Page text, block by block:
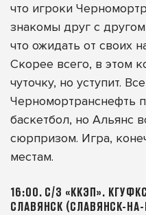
что игроки
знакомы друг с
что ожидать от своих
Скорее всего, в этом
чуточку, но уступит.
Черномортранснефть
баскетбол, но Альянс
сюрпризом. Игра,
местам.
16:00. С/З «ККЭП».
СЛАВЯНСК (СЛАВЯНСК-